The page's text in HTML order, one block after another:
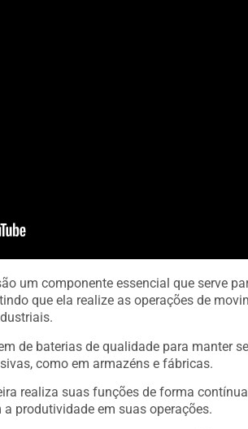
um componente essencial que serve
que ela realize as operações de
de baterias de qualidade para manter
como em armazéns e fábricas.
realiza suas funções de forma
produtividade em suas operações.